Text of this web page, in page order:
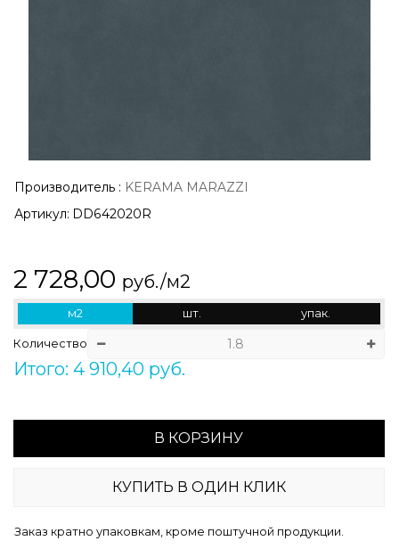
Производитель : KERAMA MARAZZI
Артикул: DD642020R
2 728,00 руб./м2
м2 шт. упак.
Количество
Итого: 4 910,40 руб.
В КОРЗИНУ
КУПИТЬ В ОДИН КЛИК
Заказ кратно упаковкам, кроме поштучной продукции.